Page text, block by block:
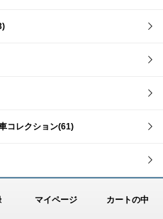
コレクション(61)
マイページ カートの中